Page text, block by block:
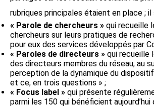
rubriques principales étaient en place ; il
« Parole de chercheurs » qui recueille
chercheurs sur leurs pratiques de
pour eux des services développés par
« Paroles de directeurs » qui recueille
des directeurs membres du réseau, au
perception de la dynamique du
et ce, en trois questions » ;
« Focus label » qui présente
parmi les 150 qui bénéficient aujourd’hui